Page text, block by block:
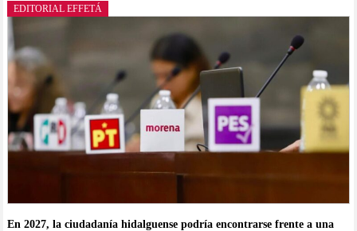
EDITORIAL EFFETÁ
En 2027, la ciudadanía hidalguense podría encontrarse frente a una